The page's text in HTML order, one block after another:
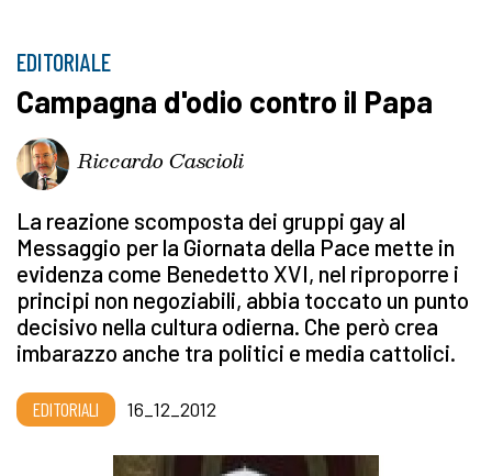
EDITORIALE
Campagna d'odio contro il Papa
Riccardo Cascioli
La reazione scomposta dei gruppi gay al
Messaggio per la Giornata della Pace mette in
evidenza come Benedetto XVI, nel riproporre i
principi non negoziabili, abbia toccato un punto
decisivo nella cultura odierna. Che però crea
imbarazzo anche tra politici e media cattolici.
EDITORIALI 16_12_2012